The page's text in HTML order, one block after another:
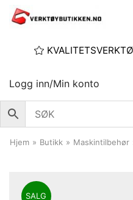
Logg inn/Min konto
Hjem » Butikk » Maskintilbehør
SALG